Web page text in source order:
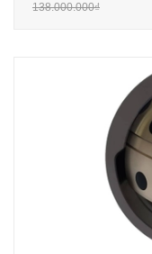
138.000.000₫